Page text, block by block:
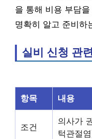
을 통해 비용 부담
명확히 알고 준비하
실비 신청 관
항목 내용
조건
의사가
턱관절